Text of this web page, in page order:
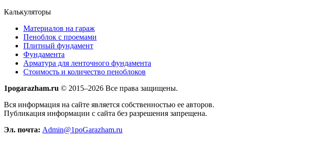
Калькуляторы
Материалов на гараж
Пеноблок с проемами
Плитный фундамент
Фундамента
Арматура для ленточного фундамента
Стоимость и количество пеноблоков
1pogarazham.ru © 2015–2026 Все права защищены.
Вся информация на сайте является собственностью ее авторов.
Публикация информации с сайта без разрешения запрещена.
Эл. почта: Admin@1poGarazham.ru